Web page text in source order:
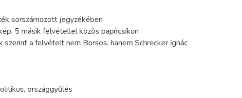
sorszámozott jegyzékében
5 másik felvétellel közös papírcsíkon
szerint a felvételt nem Borsos, hanem Schrecker Ignác
, országgyűlés